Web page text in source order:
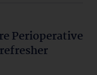
Perioperative